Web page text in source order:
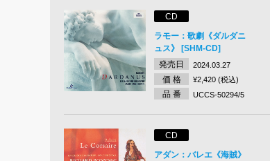
CD
ラモー：歌劇《ダルダニ
ュス》 [SHM-CD]
発売日
2024.03.27
価 格 ¥2,420 (税込)
品 番 UCCS-50294/5
CD
アダン：バレエ《海賊》